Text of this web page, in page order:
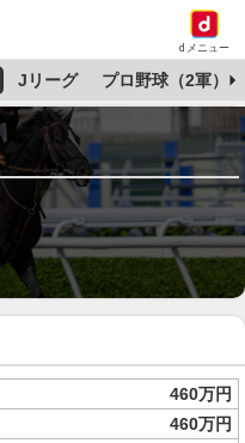
dメニュー
Jリーグ プロ野球（2軍）
460万円
460万円